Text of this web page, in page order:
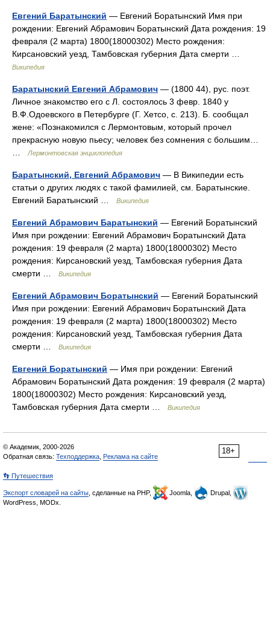
Евгений Баратынский — Евгений Боратынский Имя при
рождении: Евгений Абрамович Боратынский Дата рождения: 19
февраля (2 марта) 1800(18000302) Место рождения:
Кирсановский уезд, Тамбовская губерния Дата смерти …
Википедия
Баратынский Евгений Абрамович — (1800 44), рус. поэт.
Личное знакомство его с Л. состоялось 3 февр. 1840 у
В.Ф.Одоевского в Петербурге (Г. Хетсо, с. 213). Б. сообщал
жене: «Познакомился с Лермонтовым, который прочел
прекрасную новую пьесу; человек без сомнения с большим…
Лермонтовская энциклопедия
Баратынский, Евгений Абрамович — В Википедии есть
статьи о других людях с такой фамилией, см. Баратынские.
Евгений Баратынский …
Википедия
Евгений Абрамович Баратынский — Евгений Боратынский
Имя при рождении: Евгений Абрамович Боратынский Дата
рождения: 19 февраля (2 марта) 1800(18000302) Место
рождения: Кирсановский уезд, Тамбовская губерния Дата
смерти …
Википедия
Евгений Абрамович Боратынский — Евгений Боратынский
Имя при рождении: Евгений Абрамович Боратынский Дата
рождения: 19 февраля (2 марта) 1800(18000302) Место
рождения: Кирсановский уезд, Тамбовская губерния Дата
смерти …
Википедия
Евгений Боратынский — Имя при рождении: Евгений
Абрамович Боратынский Дата рождения: 19 февраля (2 марта)
1800(18000302) Место рождения: Кирсановский уезд,
Тамбовская губерния Дата смерти …
Википедия
18+
© Академик, 2000-2026
Обратная связь: Техподдержка Реклама на сайте
👣 Путешествия
Экспорт словарей на сайты , сделанные на PHP, Joomla,
Drupal,
WordPress, MODx.